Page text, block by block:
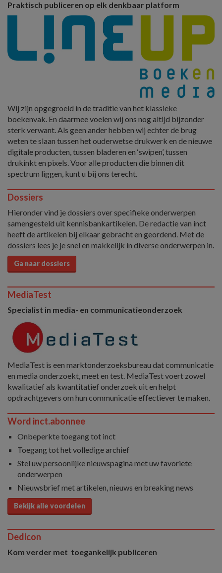
Praktisch publiceren op elk denkbaar platform
Wij zijn opgegroeid in de traditie van het klassieke
boekenvak. En daarmee voelen wij ons nog altijd bijzonder
sterk verwant. Als geen ander hebben wij echter de brug
weten te slaan tussen het ouderwetse drukwerk en de nieuwe
digitale producten, tussen bladeren en ‘swipen’, tussen
drukinkt en pixels. Voor alle producten die binnen dit
spectrum liggen, kunt u bij ons terecht.
Dossiers
Hieronder vind je dossiers over specifieke onderwerpen
samengesteld uit kennisbankartikelen. De redactie van inct
heeft de artikelen bij elkaar gebracht en geordend. Met de
dossiers lees je je snel en makkelijk in diverse onderwerpen in.
Ga naar dossiers
MediaTest
Specialist in media- en communicatieonderzoek
MediaTest is een marktonderzoeksbureau dat communicatie
en media onderzoekt, meet en test. MediaTest voert zowel
kwalitatief als kwantitatief onderzoek uit en helpt
opdrachtgevers om hun communicatie effectiever te maken.
Word inct.abonnee
Onbeperkte toegang tot inct
Toegang tot het volledige archief
Stel uw persoonlijke nieuwspagina met uw favoriete
onderwerpen
Nieuwsbrief met artikelen, nieuws en breaking news
Bekijk alle voordelen
Dedicon
Kom verder met toegankelijk publiceren